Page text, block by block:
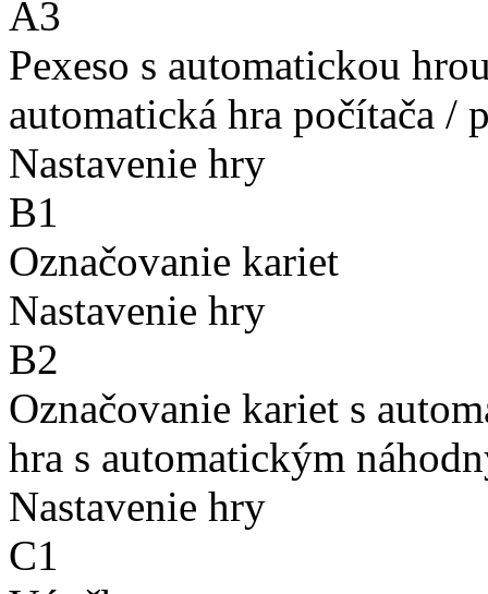
A3
Pexeso s automatickou
automatická hra počítača /
Nastavenie hry
B1
Označovanie kariet
Nastavenie hry
B2
Označovanie kariet s
hra s automatickým
Nastavenie hry
C1